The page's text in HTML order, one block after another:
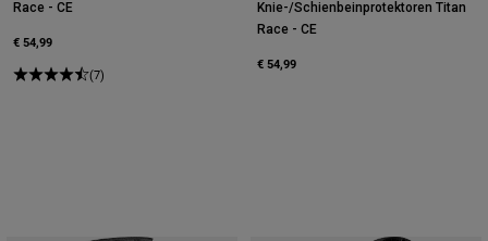
Race - CE
€ 54,99
(7)
Knie-/Schienbeinprotektoren Titan
Race - CE
€ 54,99